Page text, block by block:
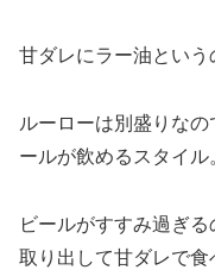
甘ダレにラー油という
ルーローは別盛りな
ールが飲めるスタイル
ビールがすすみ過ぎ
取り出して甘ダレで食